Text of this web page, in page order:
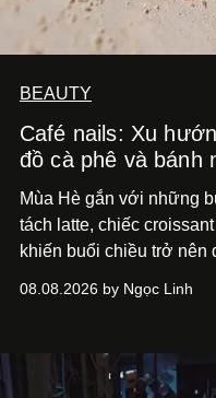
BEAUTY
Café nails: Xu
đồ cà phê và bánh
Mùa Hè gắn với những
tách latte, chiếc
khiến buổi chiều trở nên
sử dụng bảng màu nâu
quán cà phê. Dưới đây
nhất của xu hướng này.
08.08.2026 by Ngọc Linh